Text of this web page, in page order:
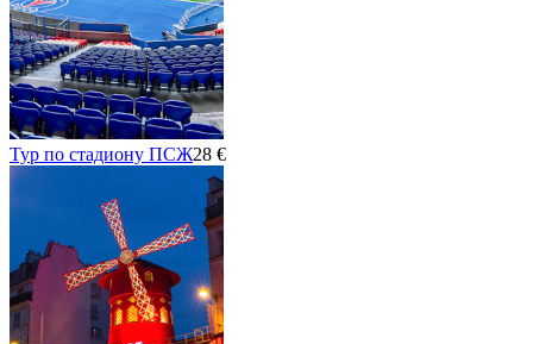
Тур по стадиону ПСЖ28 €